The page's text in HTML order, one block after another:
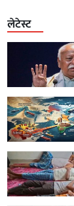
लेटेस्ट